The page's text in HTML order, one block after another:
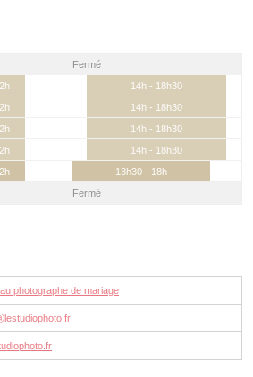
Fermé
14h - 18h30
14h - 18h30
14h - 18h30
14h - 18h30
13h30 - 18h
Fermé
photographe de mariage